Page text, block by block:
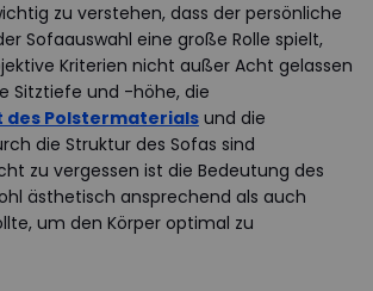
zu verstehen, dass der persönliche
Sofaauswahl eine große Rolle spielt,
Kriterien nicht außer Acht gelassen
Sitztiefe und -höhe, die
Polstermaterials und die
die Struktur des Sofas sind
zu vergessen ist die Bedeutung des
ästhetisch ansprechend als auch
um den Körper optimal zu